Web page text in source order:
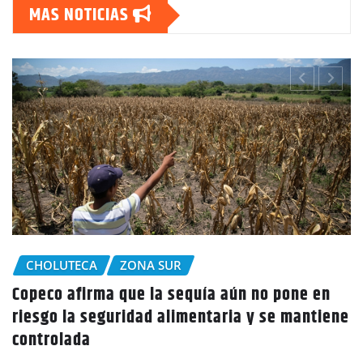
MAS NOTICIAS
CHOLUTECA
Policía Nacional desaloja a campesinos de
tierras en El Tulito, Choluteca